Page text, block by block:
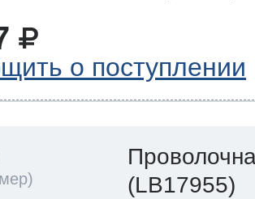
о поступлении
(LB17955)